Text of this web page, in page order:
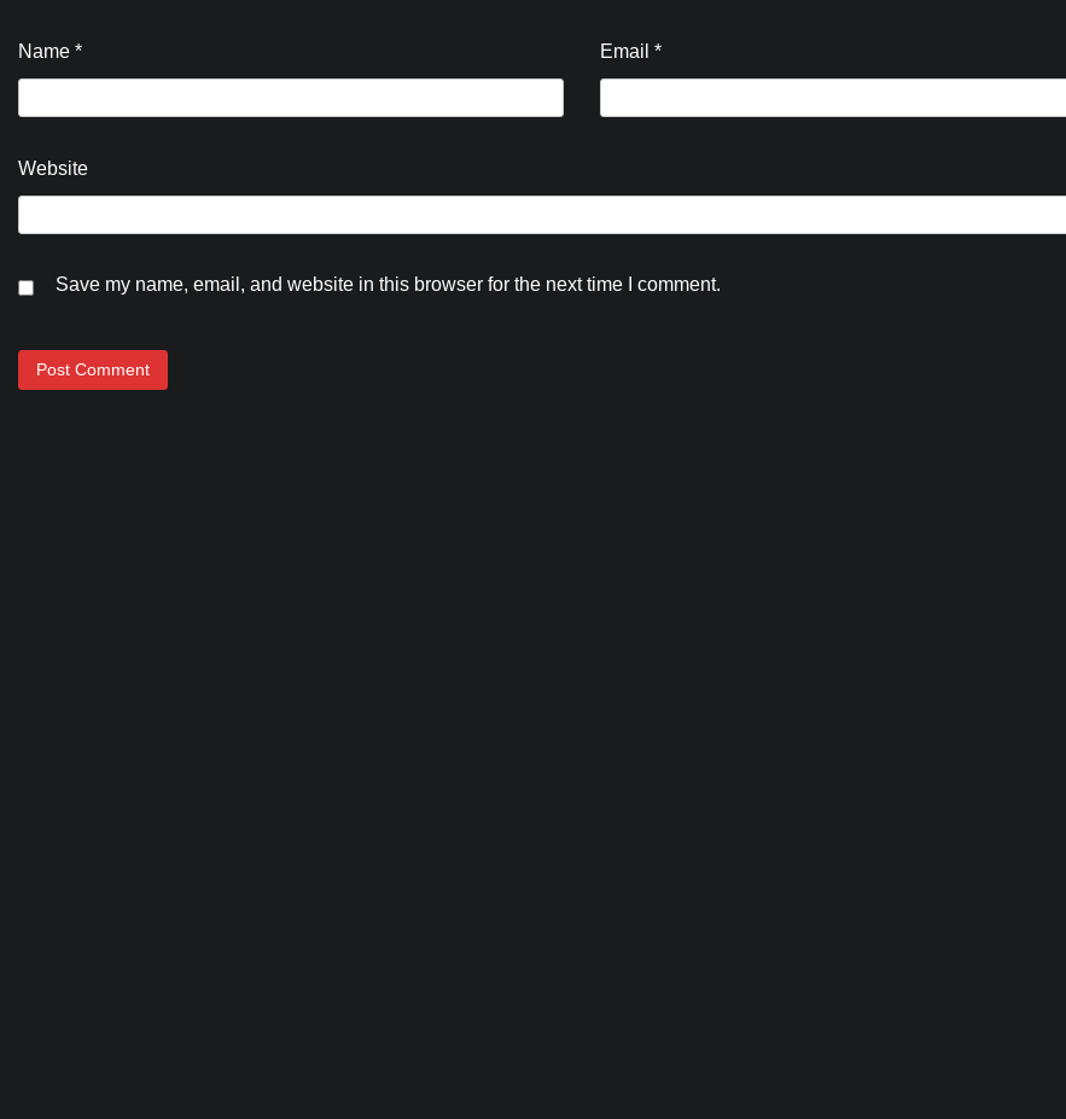
Name * Email*
Website
Save my name, email, and website in this browser for the next time I comment.
Blog
कृष्णा संजय जी महाराज करेंगे संगीतमय कथा का